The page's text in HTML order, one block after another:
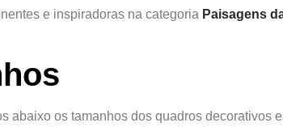
e inspiradoras na categoria Paisagens
abaixo os tamanhos dos quadros decorativos